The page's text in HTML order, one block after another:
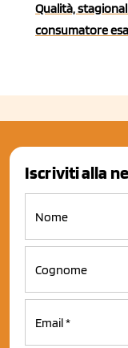
Qualità,
consumatore
Iscriviti alla